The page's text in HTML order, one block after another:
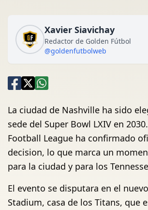
Xavier Siavichay
Redactor de Golden Fútbol
@goldenfutbolweb
La ciudad de Nashville ha sido
sede del Super Bowl LXIV en
Football League ha confirmado
decision, lo que marca un
para la ciudad y para los
El evento se disputara en el
Stadium, casa de los Titans, que